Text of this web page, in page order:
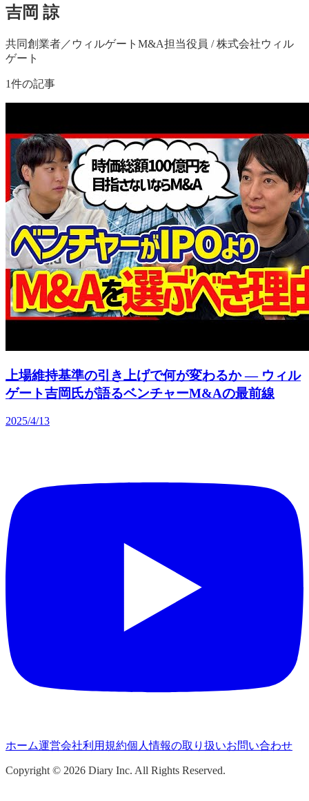
吉岡 諒
共同創業者／ウィルゲートM&A担当役員 / 株式会社ウィル
ゲート
1件の記事
上場維持基準の引き上げで何が変わるか — ウィル
ゲート吉岡氏が語るベンチャーM&Aの最前線
2025/4/13
ホーム運営会社利用規約個人情報の取り扱いお問い合わせ
Copyright © 2026 Diary Inc. All Rights Reserved.